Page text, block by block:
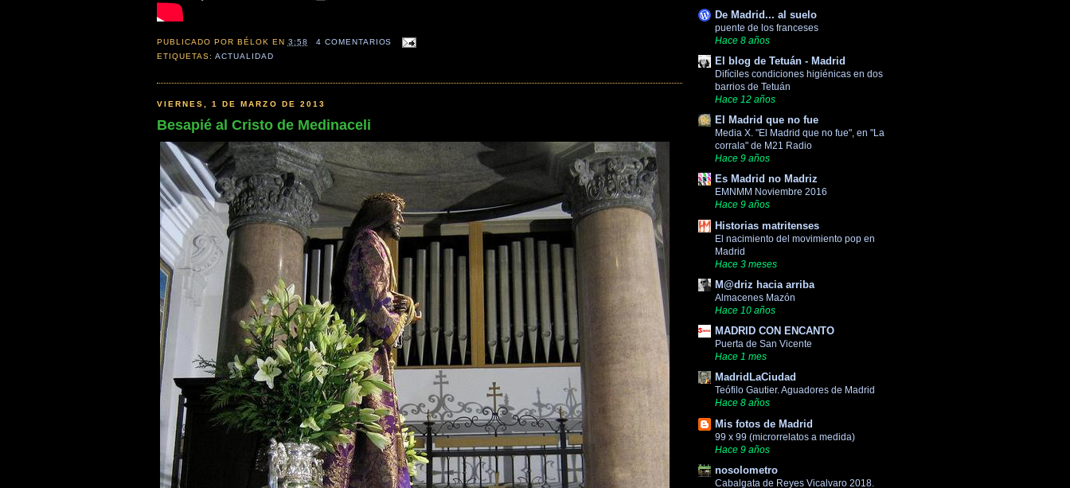
PUBLICADO POR BÉLOK EN 3:58
4 COMENTARIOS
ETIQUETAS: ACTUALIDAD
VIERNES, 1 DE MARZO DE 2013
Besapié al Cristo de Medinaceli
De Madrid... al suelo
puente de los franceses
Hace 8 años
El blog de Tetuán - Madrid
Difíciles condiciones higiénicas en dos
barrios de Tetuán
Hace 12 años
El Madrid que no fue
Media X. "El Madrid que no fue", en "La
corrala" de M21 Radio
Hace 9 años
Es Madrid no Madriz
EMNMM Noviembre 2016
Hace 9 años
Historias matritenses
El nacimiento del movimiento pop en
Madrid
Hace 3 meses
M@driz hacia arriba
Almacenes Mazón
Hace 10 años
MADRID CON ENCANTO
Puerta de San Vicente
Hace 1 mes
MadridLaCiudad
Teófilo Gautier. Aguadores de Madrid
Hace 8 años
Mis fotos de Madrid
99 x 99 (microrrelatos a medida)
Hace 9 años
nosolometro
Cabalgata de Reyes Vicalvaro 2018.